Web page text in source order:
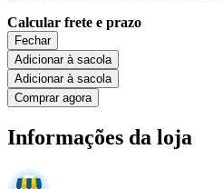
Calcular frete e prazo
Fechar
Adicionar à sacola
Adicionar à sacola
Comprar agora
Informações da loja